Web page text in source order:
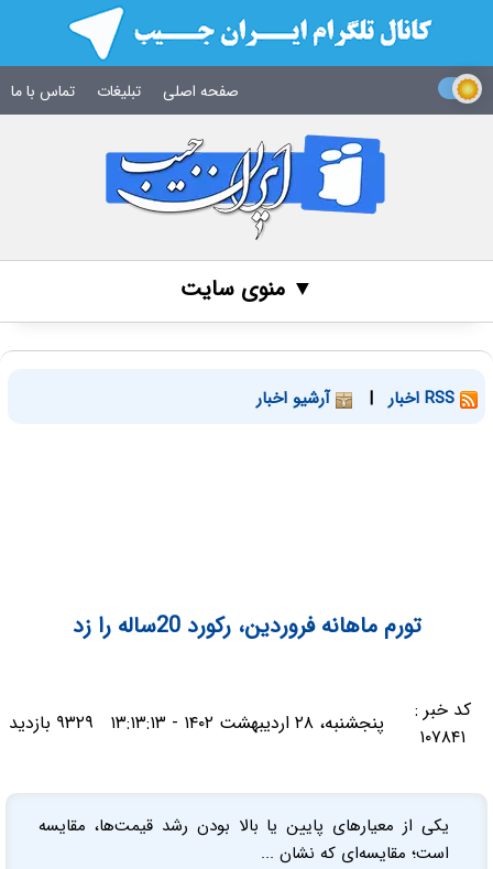
صفحه اصلی تبلیغات تماس با ما
▼ منوی سایت
| آرشیو اخبار
تورم ماهانه فروردین، رکورد 20ساله را زد
کد خبر :
۱۰۷۸۴۱
پنجشنبه، ۲۸ اردیبهشت ۱۴۰۲ - ۱۳:۱۳:۱۳ ۹۳۲۹ بازدید
یکی از معیارهای پایین یا بالا بودن رشد قیمت‌ها، مقایسه
است؛ مقایسه‌ای که نشان ...